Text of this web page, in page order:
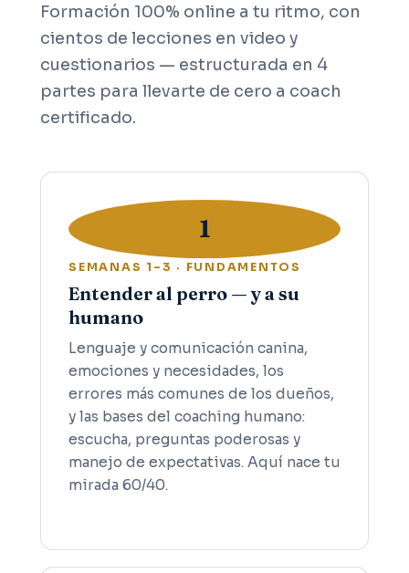
Formación 100% online a tu ritmo, con
cientos de lecciones en video y
cuestionarios — estructurada en 4
partes para llevarte de cero a coach
certificado.
1
SEMANAS 1–3 · FUNDAMENTOS
Entender al perro — y a su
humano
Lenguaje y comunicación canina,
emociones y necesidades, los
errores más comunes de los dueños,
y las bases del coaching humano:
escucha, preguntas poderosas y
manejo de expectativas. Aquí nace tu
mirada 60/40.